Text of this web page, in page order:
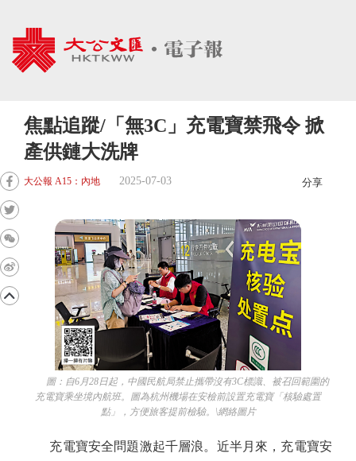
焦點追蹤/「無3C」充電寶禁飛令 掀
產供鏈大洗牌
大公報 A15：內地 2025-07-03 分享
圖：自6月28日起，中國民航局禁止攜帶沒有3C標識、被召回範圍的
充電寶乘坐境內航班。圖為杭州機場在安檢前設置充電寶「核驗處置
點」，方便旅客提前檢驗。\網絡圖片
充電寶安全問題激起千層浪。近半月來，充電寶安